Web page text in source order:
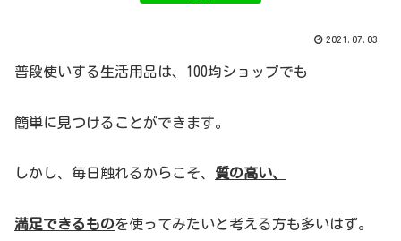
2021.07.03
普段使いする生活用品は、100均ショップでも
簡単に見つけることができます。
しかし、毎日触れるからこそ、 質の高い、
満足できるものを使ってみたいと考える方も多いはず。